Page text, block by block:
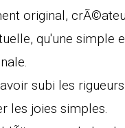
original,
qu'une simple
subi les
les joies simples.